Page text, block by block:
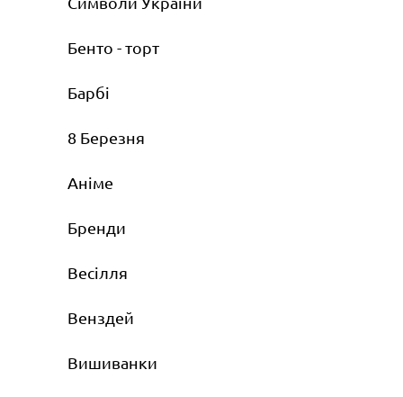
Бенто - торт
Барбі
8 Березня
Аніме
Бренди
Весілля
Венздей
Вишиванки